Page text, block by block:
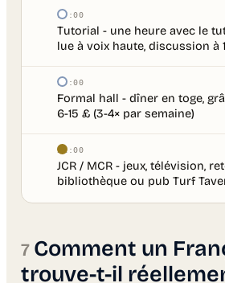
17:00
Tutorial - une heure avec le
lue à voix haute, discussion à
19:00
Formal hall - dîner en toge,
6-15 £ (3-4× par semaine)
21:00
JCR / MCR - jeux, télévision,
bibliothèque ou pub Turf
Comment un
trouve-t-il